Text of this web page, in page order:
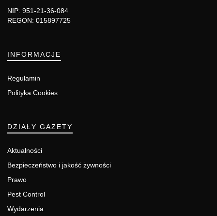
NIP: 951-21-36-084
REGON: 015897725
INFORMACJE
Regulamin
Polityka Cookies
DZIAŁY GAZETY
Aktualności
Bezpieczeństwo i jakość żywności
Prawo
Pest Control
Wydarzenia